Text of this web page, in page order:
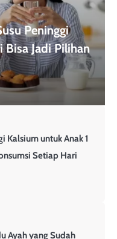
Peninggi
Bisa Jadi Pilihan
Kalsium untuk Anak 1
Setiap Hari
Ayah yang Sudah